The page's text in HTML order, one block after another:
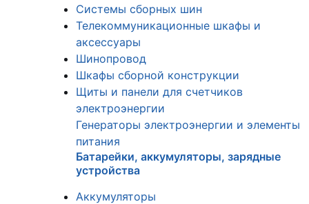
Системы сборных шин
Телекоммуникационные шкафы и
аксессуары
Шинопровод
Шкафы сборной конструкции
Щиты и панели для счетчиков
электроэнергии
Генераторы электроэнергии и элементы
питания
Батарейки, аккумуляторы, зарядные
устройства
Аккумуляторы